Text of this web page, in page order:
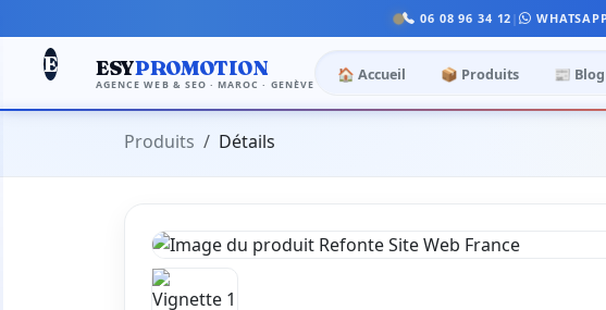
06 08 96 34 12 |
E ESYPROMOTION
AGENCE WEB & SEO · MAROC · GENÈVE
🏠 Accueil 📦 Produits 📰 Blog
Produits Détails